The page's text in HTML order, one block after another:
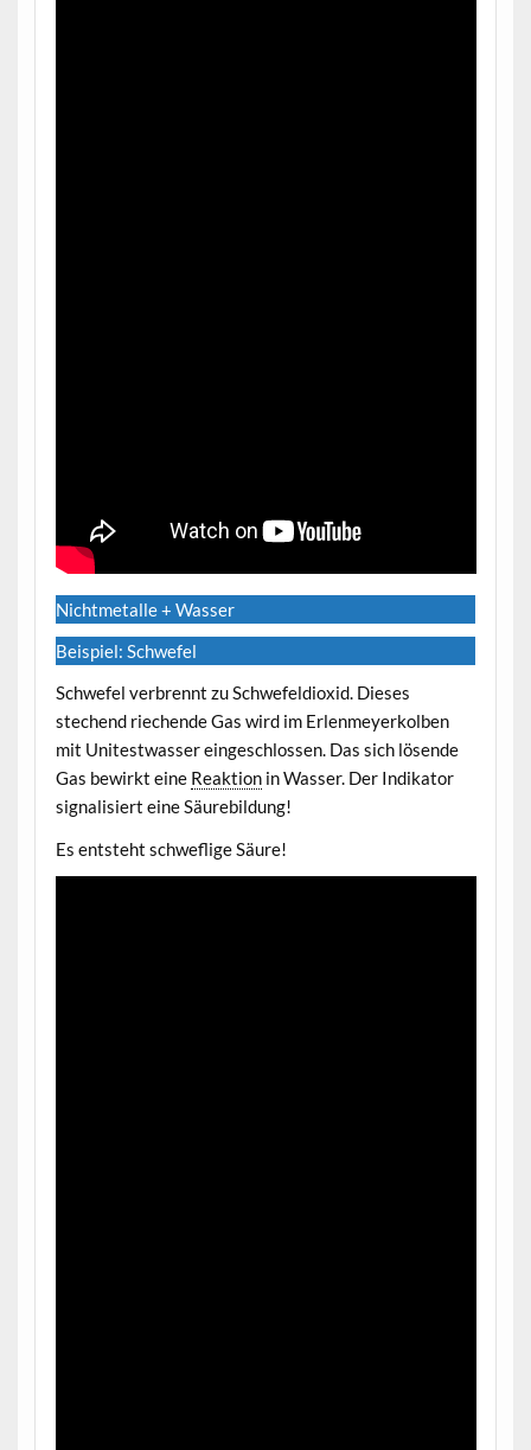
Nichtmetalle + Wasser
Beispiel: Schwefel
Schwefel verbrennt zu Schwefeldioxid. Dieses
stechend riechende Gas wird im Erlenmeyerkolben
mit Unitestwasser eingeschlossen. Das sich lösende
Gas bewirkt eine Reaktionin Wasser. Der Indikator
signalisiert eine Säurebildung!
Es entsteht schweflige Säure!